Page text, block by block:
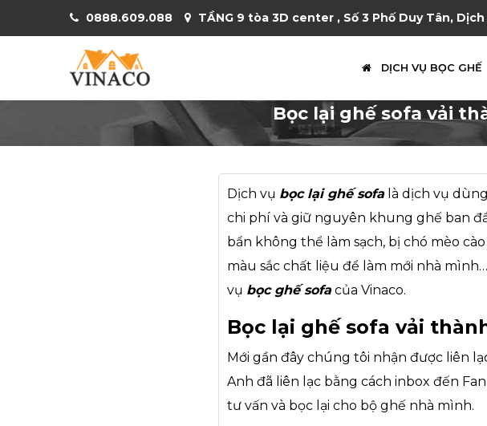
0888.609.088 TẦNG 9 tòa 3D center , Số 3 Phố Duy Tân, Dịch
DỊCH VỤ BỌC GHẾ
Bọc lại ghế sofa vải
Dịch vụ bọc lại ghế sofalà dịch vụ
chi phí và giữ nguyên khung ghế ban
bẩn không thể làm sạch, bị chó mèo
màu sắc chất liệu để làm mới nhà
vụ bọc ghế sofacủa Vinaco.
Bọc lại ghế sofa vải
Mới gần đây chúng tôi nhận được liên
Anh đã liên lạc bằng cách inbox đến
tư vấn và bọc lại cho bộ ghế nhà mình.